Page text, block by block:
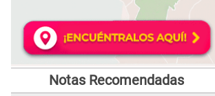
Notas Recomendadas